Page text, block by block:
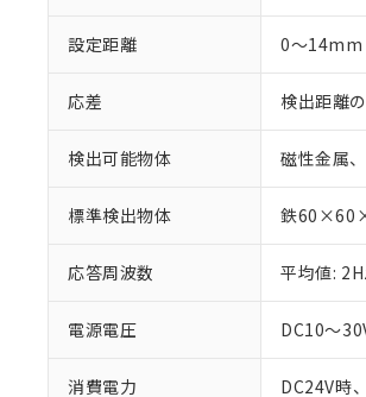
設定距離 0～14mm
応差 検出距離
検出可能物体 磁性金属
標準検出物体 鉄
応答周波数 平均値:
電源電圧 DC10～
消費電力 DC24V時